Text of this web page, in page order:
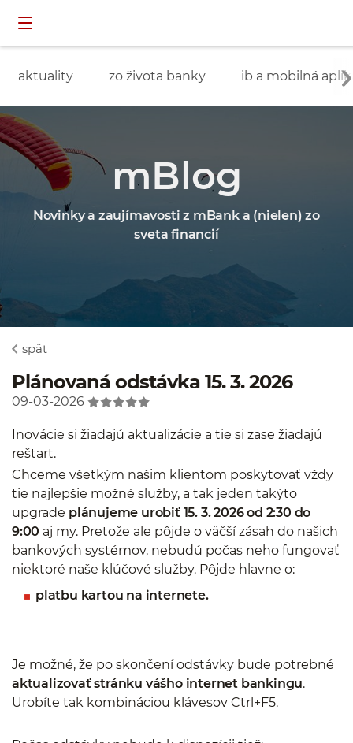
aktuality zo života banky ib a mobilná
mBlog
Novinky a zaujímavosti z mBank a (nielen) zo
sveta financií
späť
Plánovaná odstávka 15. 3. 2026
09-03-2026
Inovácie si žiadajú aktualizácie a tie si zase žiadajú
reštart.
Chceme všetkým našim klientom poskytovať vždy
tie najlepšie možné služby, a tak jeden takýto
upgrade plánujeme urobiť 15. 3. 2026 od 2:30 do
9:00 aj my. Pretože ale pôjde o väčší zásah do našich
bankových systémov, nebudú počas neho fungovať
niektoré naše kľúčové služby. Pôjde hlavne o:
platbu kartou na internete.
Je možné, že po skončení odstávky bude potrebné
aktualizovať stránku vášho internet bankingu.
Urobíte tak kombináciou klávesov Ctrl+F5.